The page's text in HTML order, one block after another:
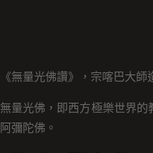
《無量光佛讚》，宗喀巴大
無量光佛，即西方極樂世界的
阿彌陀佛。